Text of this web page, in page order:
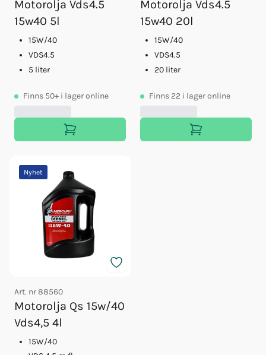
Motorolja Vds4.5
15w40 5l
15W/40
VDS4.5
5 liter
Finns 50+ i lager online
Motorolja Vds4.5
15w40 20l
15W/40
VDS4.5
20 liter
Finns 22 i lager online
Nyhet
Art. nr88560
Motorolja Qs 15w/40
Vds4,5 4l
15W/40